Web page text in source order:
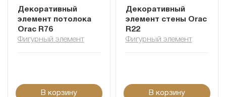
Декоративный
элемент потолока
Orac R76
Фигурный элемент
В корзину
Декоративный
элемент стены Orac
R22
Фигурный элемент
В корзину